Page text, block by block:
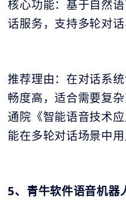
核心功能：基于自然
话服务，支持多轮对话
推荐理由：在对话系
畅度高，适合需要复
通院《智能语音技术
能在多轮对话场景中用
5、青牛软件语音机器